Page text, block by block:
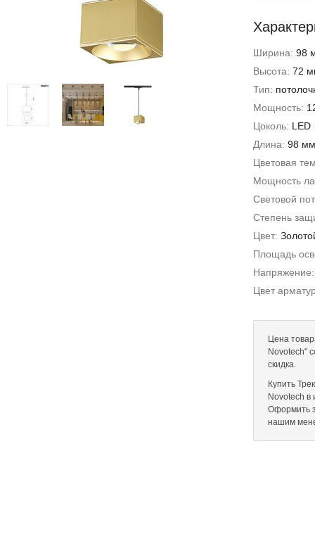
Ширина: 98
Высота: 72
Тип:
Мощность:
Цоколь: LED
Длина: 98 мм
Цветовая
Мощность
Световой
Степень
Цвет:
Площадь
Цвет
Цена
Novotech"
скидка.
Купить
Novotech в
Оформить
нашим